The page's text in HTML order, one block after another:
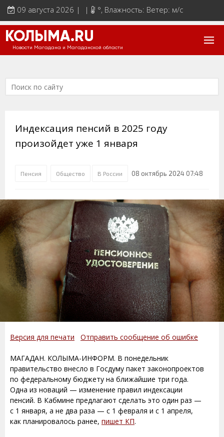
09 августа 2026 | | °, Влажность: Ветер: м/с
КОЛЫМА.RU
Новости Магадана и Магаданской области
Индексация пенсий в 2025 году
произойдет уже 1 января
Пенсия Общество В России 08 октябрь 2024 07:48
Версия для печати Отправить сообщение об ошибке
МАГАДАН. КОЛЫМА-ИНФОРМ. В понедельник
правительство внесло в Госдуму пакет законопроектов
по федеральному бюджету на ближайшие три года.
Одна из новаций — изменение правил индексации
пенсий. В Кабмине предлагают сделать это один раз —
с 1 января, а не два раза — с 1 февраля и с 1 апреля,
как планировалось ранее, пишет КП.